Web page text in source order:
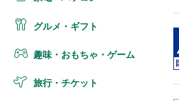
グルメ・ギフト
趣味・おもちゃ・ゲーム
旅行・チケット